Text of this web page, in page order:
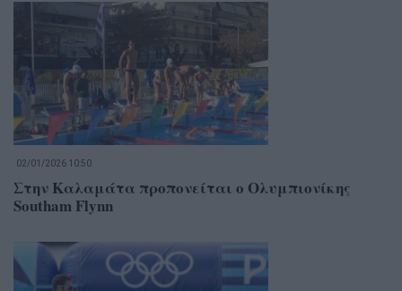
02/01/2026 10:50
Στην Καλαμάτα προπονείται ο Ολυμπιονίκης
Southam Flynn